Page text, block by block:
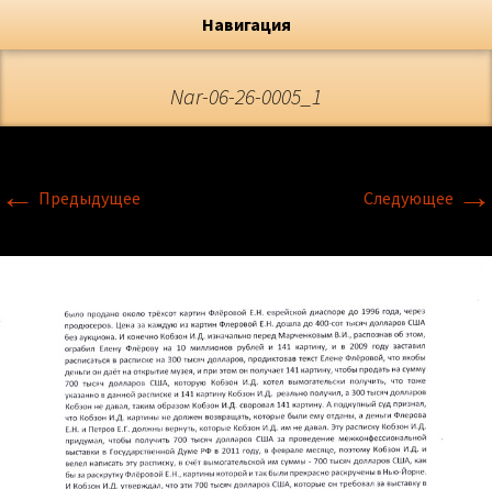
Флёрова Елена Николаевна
Художник, Официальный сайт
Навигация
Nar-06-26-0005_1
← Предыдущее Следующее →